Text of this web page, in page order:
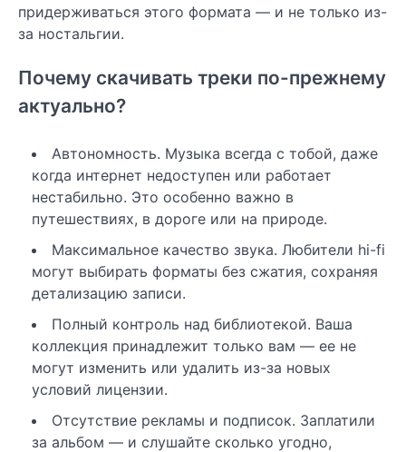
придерживаться этого формата — и не только из-
за ностальгии.
Почему скачивать треки по-прежнему
актуально?
Автономность. Музыка всегда с тобой, даже
когда интернет недоступен или работает
нестабильно. Это особенно важно в
путешествиях, в дороге или на природе.
Максимальное качество звука. Любители hi-fi
могут выбирать форматы без сжатия, сохраняя
детализацию записи.
Полный контроль над библиотекой. Ваша
коллекция принадлежит только вам — ее не
могут изменить или удалить из-за новых
условий лицензии.
Отсутствие рекламы и подписок. Заплатили
за альбом — и слушайте сколько угодно,